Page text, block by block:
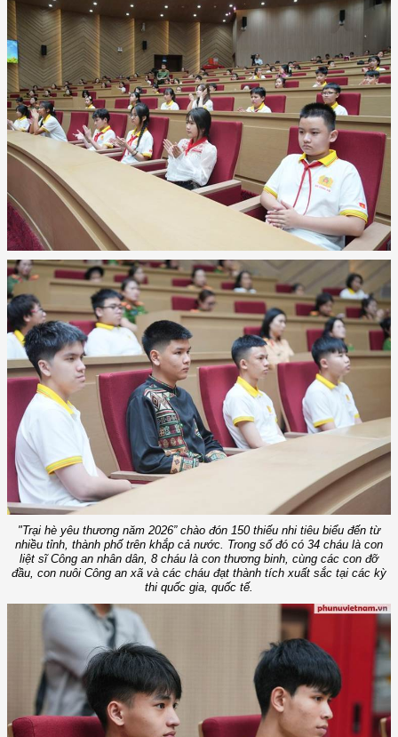
"Trại hè yêu thương năm 2026” chào đón 150 thiếu nhi tiêu biểu đến từ
nhiều tỉnh, thành phố trên khắp cả nước. Trong số đó có 34 cháu là con
liệt sĩ Công an nhân dân, 8 cháu là con thương binh, cùng các con đỡ
đầu, con nuôi Công an xã và các cháu đạt thành tích xuất sắc tại các kỳ
thi quốc gia, quốc tế.